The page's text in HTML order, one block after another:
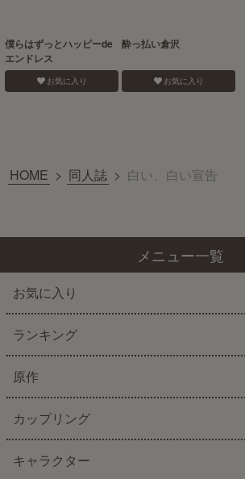
僕らはずっとハッピーde
エンドレス
お気に入り
酔っ払い倉沢
お気に入り
HOME > 同人誌 > 白い、白い宣告
メニュー一覧
お気に入り
ランキング
原作
カップリング
キャラクター